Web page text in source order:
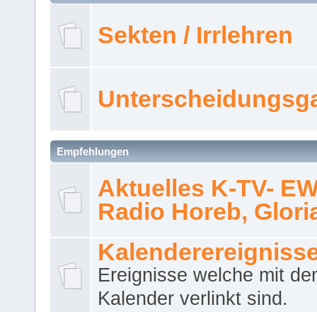
Sekten / Irrlehren
Empfehlungen
Aktuelles K-TV-
Radio Horeb,
Ereignisse welche mit
Kalender verlinkt sind.